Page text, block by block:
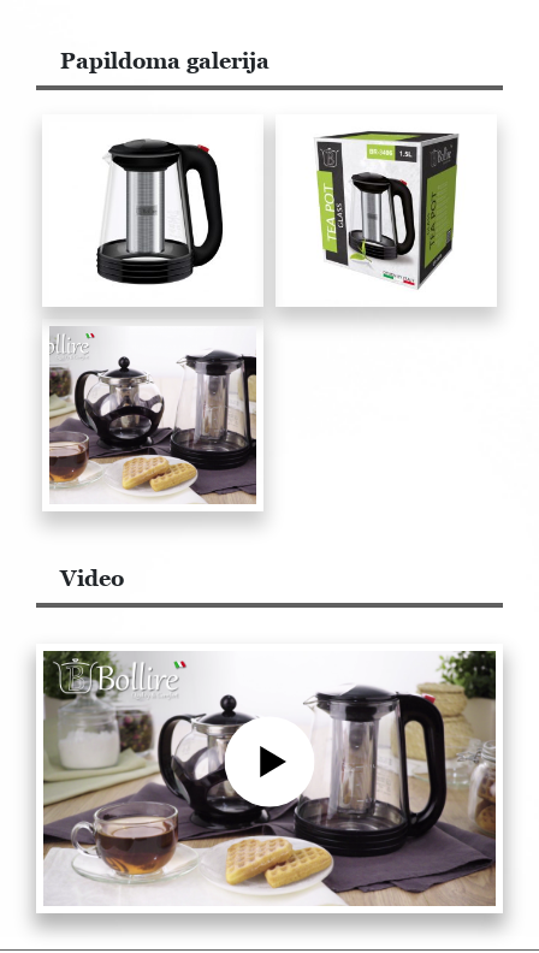
Papildoma galerija
Video